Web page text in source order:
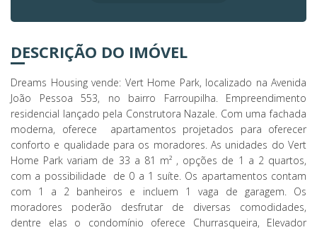
DESCRIÇÃO DO IMÓVEL
Dreams Housing vende: Vert Home Park, localizado na Avenida
João Pessoa 553, no bairro Farroupilha. Empreendimento
residencial lançado pela Construtora Nazale. Com uma fachada
moderna, oferece apartamentos projetados para oferecer
conforto e qualidade para os moradores. As unidades do Vert
Home Park variam de 33 a 81 m² , opções de 1 a 2 quartos,
com a possibilidade de 0 a 1 suíte. Os apartamentos contam
com 1 a 2 banheiros e incluem 1 vaga de garagem. Os
moradores poderão desfrutar de diversas comodidades,
dentre elas o condomínio oferece Churrasqueira, Elevador